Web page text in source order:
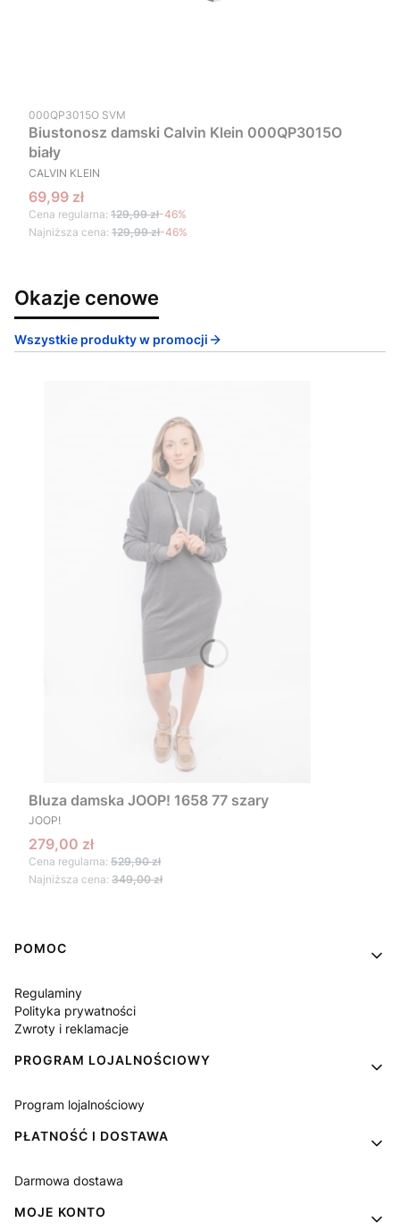
Kod produktu
000QP3015O SVM
Biustonosz damski Calvin Klein 000QP3015O
biały
PRODUCENT
CALVIN KLEIN
Cena promocyjna
69,99 zł
Cena regularna: 129,99 zł-46%
Najniższa cena: 129,99 zł-46%
Okazje cenowe
Wszystkie produkty w promocji
Bluza damska JOOP! 1658 77 szary
PRODUCENT
JOOP!
Cena promocyjna
279,00 zł
Cena regularna: 529,90 zł
Najniższa cena: 349,00 zł
Linki w stopce
POMOC
Regulaminy
Polityka prywatności
Zwroty i reklamacje
PROGRAM LOJALNOŚCIOWY
Program lojalnościowy
PŁATNOŚĆ I DOSTAWA
Darmowa dostawa
MOJE KONTO